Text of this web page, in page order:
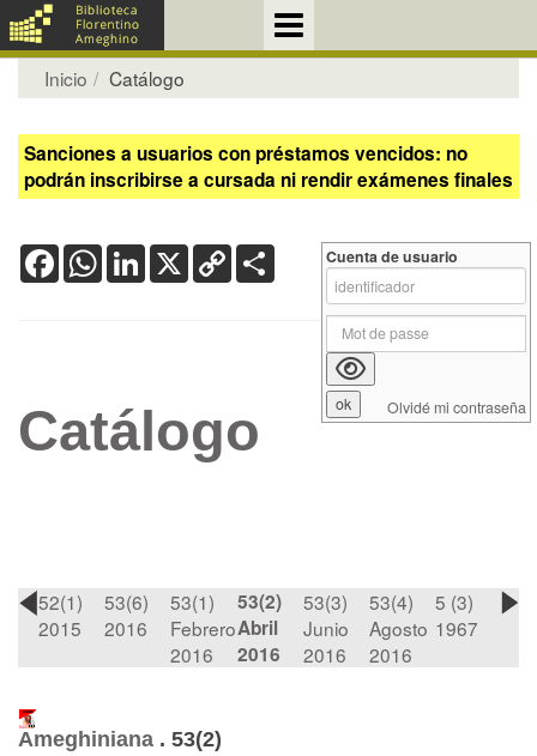
Inicio Catálogo
Sanciones a usuarios con préstamos vencidos: no
podrán inscribirse a cursada ni rendir exámenes finales
FacebookWhatsApp
LinkedIn
X Copy
Link
Catálogo
52(1)
2015
53(6)
2016
53(1)
Febrero
2016
53(2)
Abril
2016
53(3)
Junio
2016
53(4)
Agosto
2016
5 (3)
1967
Ameghiniana . 53(2)
Cuenta de usuario
Olvidé mi contraseña